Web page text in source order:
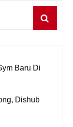
Baru Di
Dishub